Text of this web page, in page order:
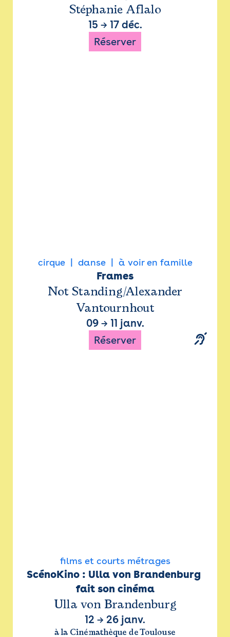
Stéphanie Aflalo
15 → 17 déc.
Réserver
cirque danse à voir en famille
Frames
Not Standing/Alexander
Vantournhout
09→ 11 janv.
Réserver
films et courts métrages
ScénoKino : Ulla von Brandenburg
fait son cinéma
Ulla von Brandenburg
12 → 26 janv.
à la Cinémathèque de Toulouse